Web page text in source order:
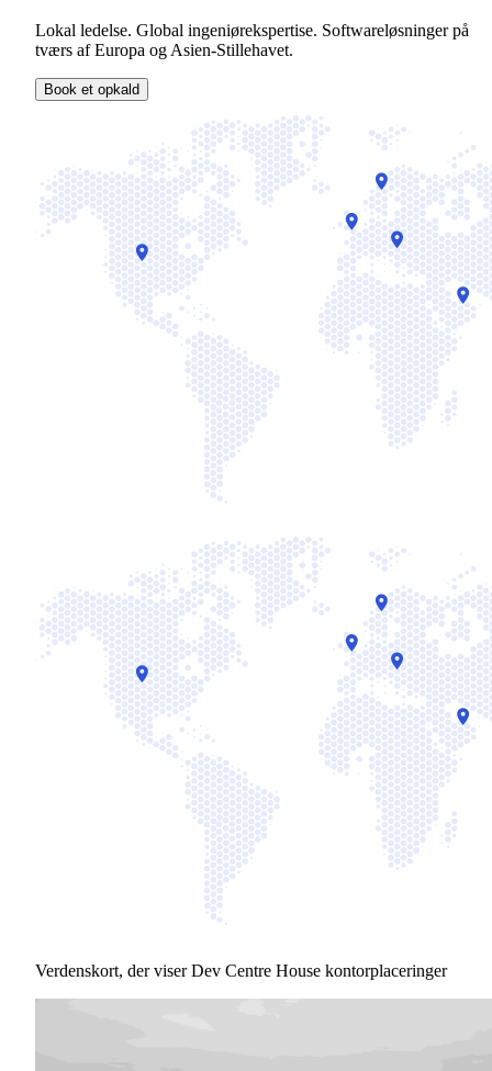
Lokal ledelse. Global ingeniørekspertise. Softwareløsninger på
tværs af Europa og Asien-Stillehavet.
Book et opkald
Verdenskort, der viser Dev Centre House kontorplaceringer